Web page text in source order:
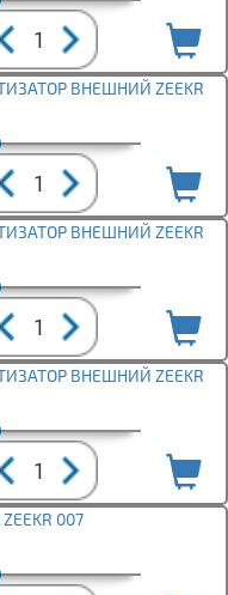
ВНЕШНИЙ ZEEKR
ВНЕШНИЙ ZEEKR
ВНЕШНИЙ ZEEKR
007